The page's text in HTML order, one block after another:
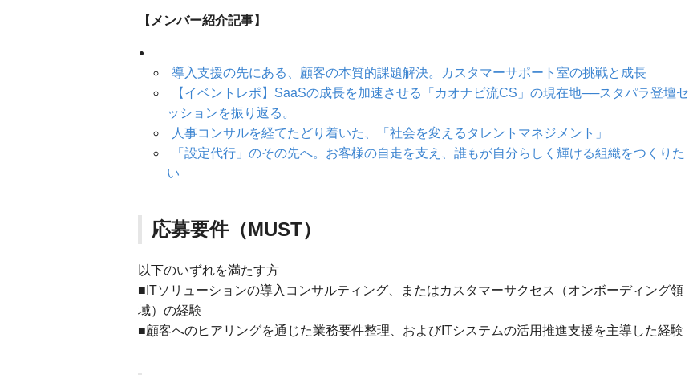
【メンバー紹介記事】
導入支援の先にある、顧客の本質的課題解決。カスタマーサポート室の挑戦と成長
【イベントレポ】SaaSの成長を加速させる「カオナビ流CS」の現在地──スタパラ登壇セ
ッションを振り返る。
人事コンサルを経てたどり着いた、「社会を変えるタレントマネジメント」
「設定代行」のその先へ。お客様の自走を支え、誰もが自分らしく輝ける組織をつくりた
い
応募要件（MUST）
以下のいずれを満たす方
■ITソリューションの導入コンサルティング、またはカスタマーサクセス（オンボーディング領
域）の経験
■顧客へのヒアリングを通じた業務要件整理、およびITシステムの活用推進支援を主導した経験